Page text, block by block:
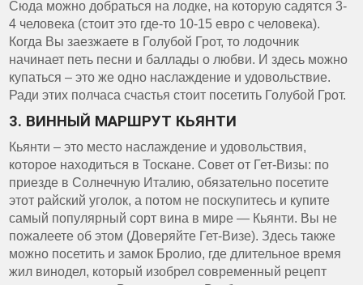
Сюда можно добраться на лодке, на которую садятся 3-
4 человека (стоит это где-то 10-15 евро с человека).
Когда Вы заезжаете в Голубой Грот, то лодочник
начинает петь песни и баллады о любви. И здесь можно
купаться – это же одно наслаждение и удовольствие.
Ради этих полчаса счастья стоит посетить Голубой Грот.
3. ВИННЫЙ МАРШРУТ КЬЯНТИ
Кьянти – это место наслаждение и удовольствия,
которое находиться в Тоскане. Совет от Гет-Визы: по
приезде в Солнечную Италию, обязательно посетите
этот райский уголок, а потом не поскупитесь и купите
самый популярный сорт вина в мире — Кьянти. Вы не
пожалеете об этом (Доверяйте Гет-Визе). Здесь также
можно посетить и замок Бролио, где длительное время
жил винодел, который изобрел современный рецепт